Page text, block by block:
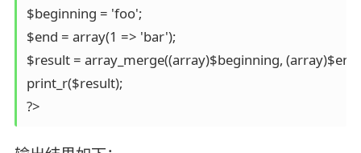
$beginning = 'foo';
$end = array(1 => 'bar');
$result = array_merge((array)$beginning,
print_r($result);
?>